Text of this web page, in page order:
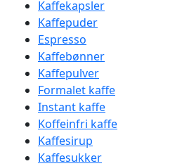
Kaffekapsler
Kaffepuder
Espresso
Kaffebønner
Kaffepulver
Formalet kaffe
Instant kaffe
Koffeinfri kaffe
Kaffesirup
Kaffesukker